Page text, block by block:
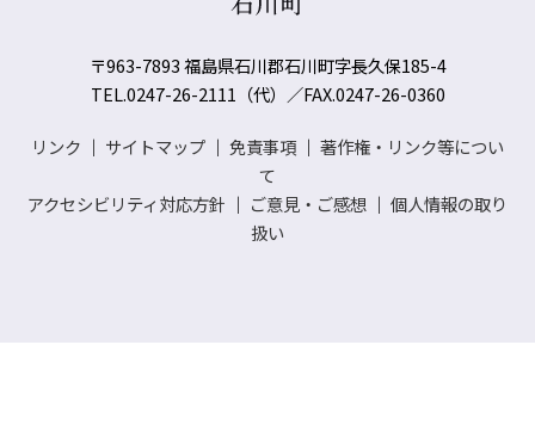
〒963-7893 福島県石川郡石川町字長久保185-4
TEL.0247-26-2111（代）／FAX.0247-26-0360
リンク ｜ サイトマップ ｜ 免責事項 ｜ 著作権・リンク等につい
て
アクセシビリティ対応方針 ｜ ご意見・ご感想 ｜ 個人情報の取り
扱い